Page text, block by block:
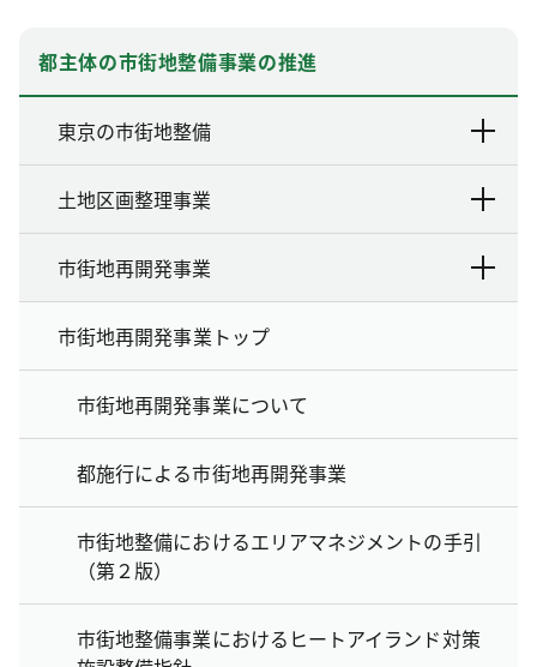
都主体の市街地整備事業の推進
東京の市街地整備
土地区画整理事業
市街地再開発事業
市街地再開発事業トップ
市街地再開発事業について
都施行による市街地再開発事業
市街地整備におけるエリアマネジメントの手引
（第２版）
市街地整備事業におけるヒートアイランド対策